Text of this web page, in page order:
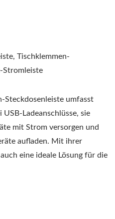
Tischklemmen-
Stromleiste
Steckdosenleiste umfasst
Ladeanschlüsse, sie
mit Strom versorgen und
aufladen. Mit ihrer
eine ideale Lösung für die